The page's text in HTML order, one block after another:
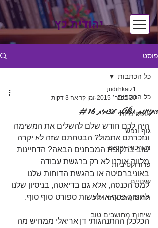
יהודית כץ
פוסט
כל הכתבות
אופטימיות
גוף ונפש
מערכות יחסים
פרודוקטיביות
שינויים
תרגול שכל אחד יכול
שיחות מחושבים טוב
כל הכתבות
דחיינות ושליטה עצמית #16
judithkatz1
20 בפבר׳ 2015
זמן קריאה 3 דקות
היה לכם חודש שלם להשלים את המשימה
ונזכרתם אתמול? הבטחתם שזה לא יקרה
שוב בתקופת המבחנים הבאה? הדחיינות
מלווה אותנו לא רק בהגשת עבודה
באוניברסיטה או בהגשת הדוחות שלנו
למס הכנסה, אלא גם בדיאטה, בניסיון שלנו
לחסוך כסף או לעשות ספורט סוף סוף.
הכלכלן ההתנהגותי דן אריאלי ממחיש מה